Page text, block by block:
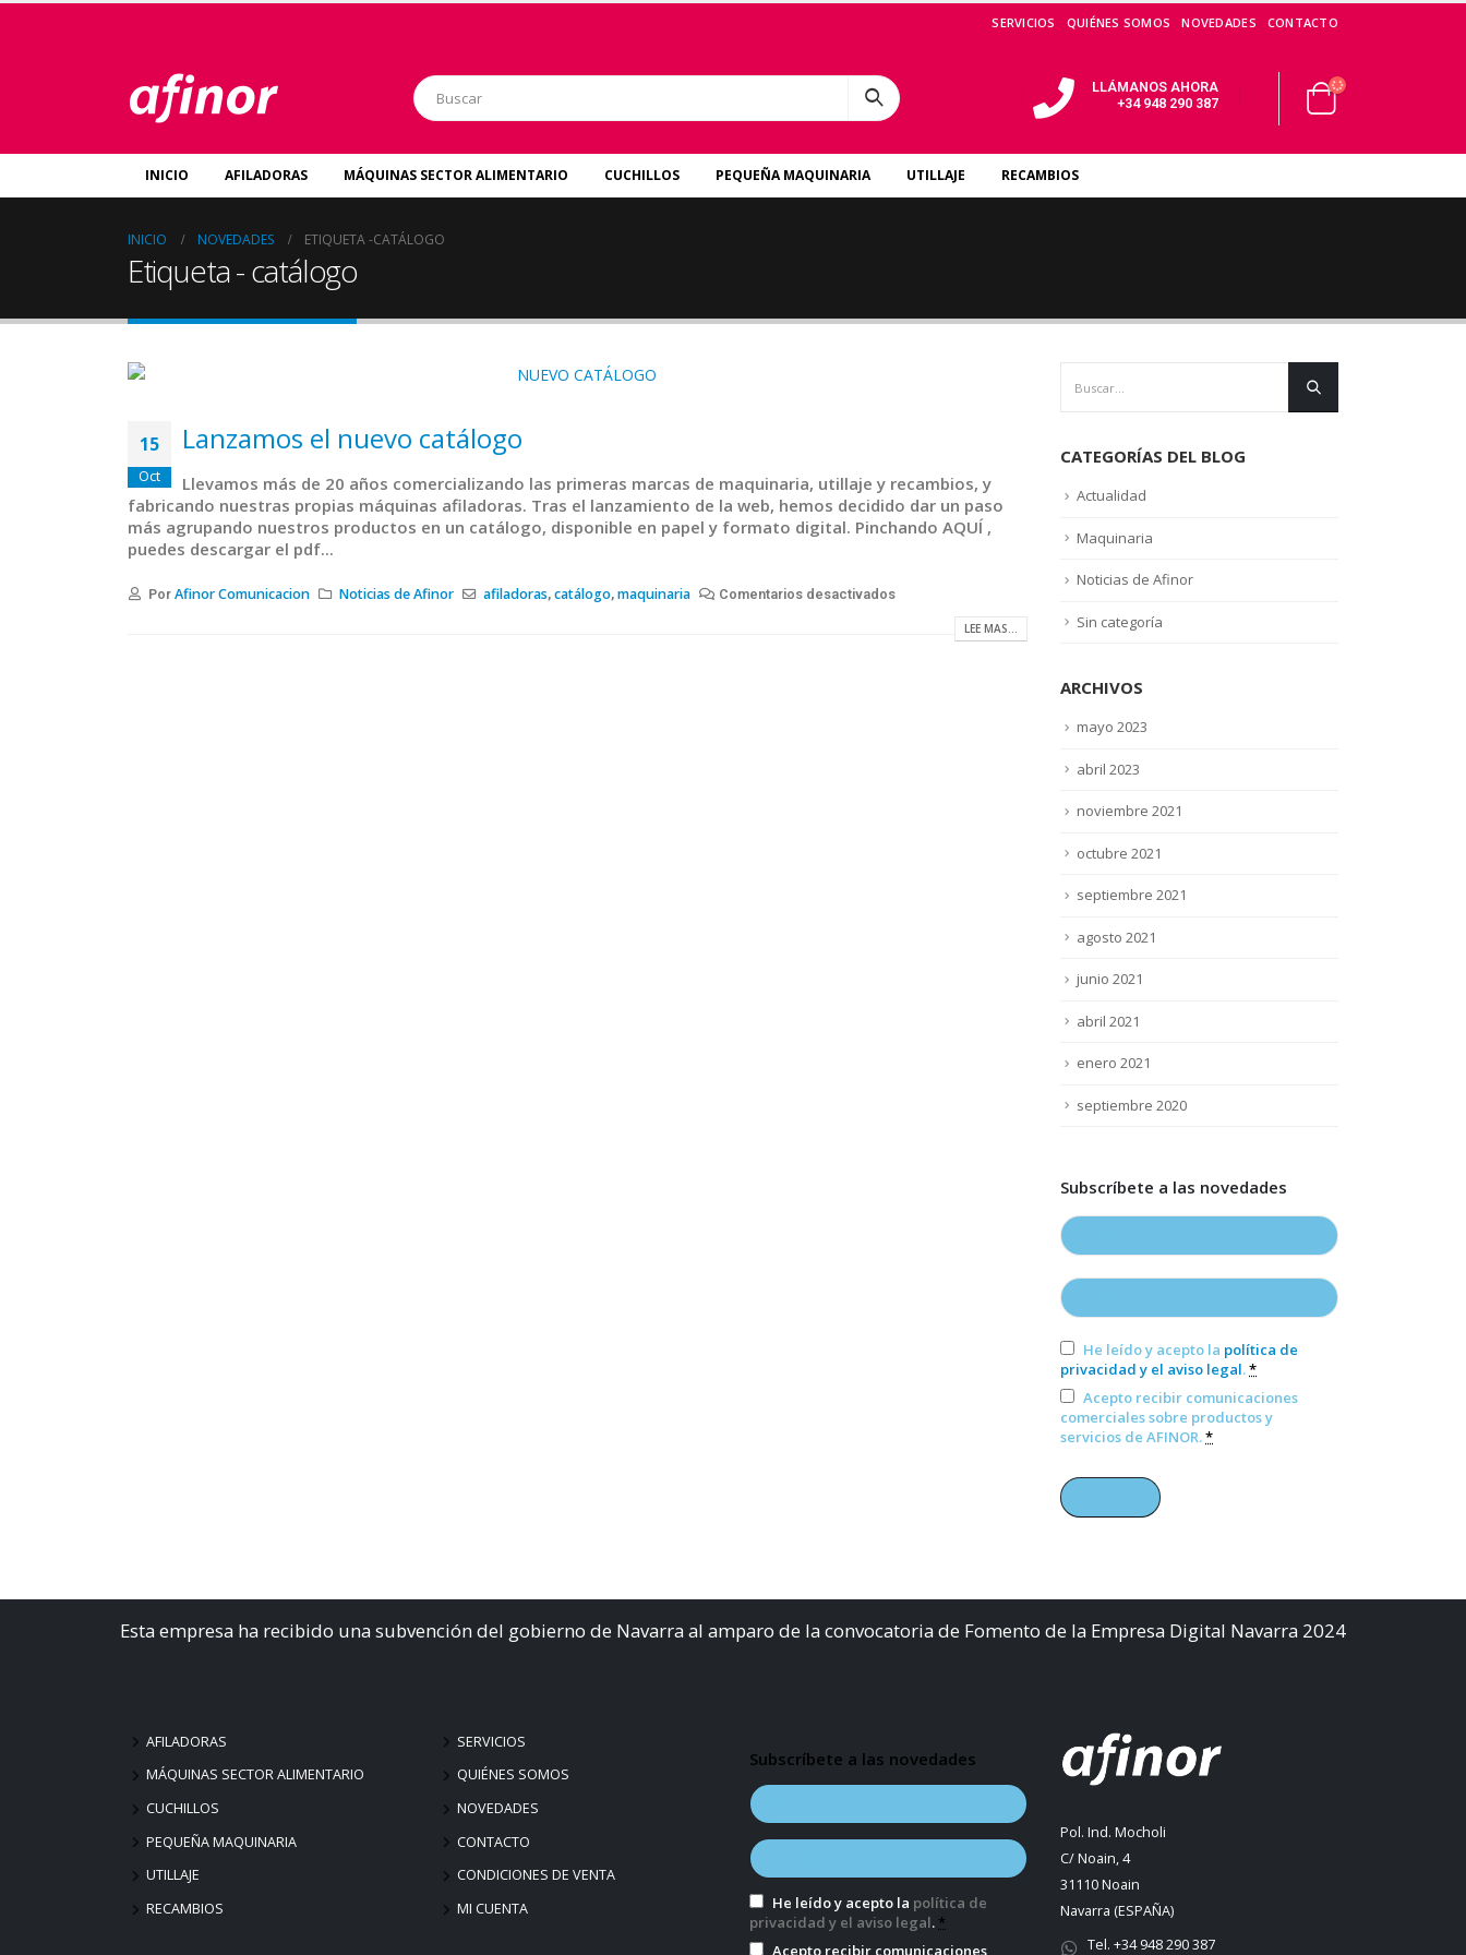
SERVICIOS QUIÉNES SOMOS NOVEDADES CONTACTO
LLÁMANOS AHORA
+34 948 290 387
INICIO AFILADORAS MÁQUINAS SECTOR ALIMENTARIO CUCHILLOS PEQUEÑA MAQUINARIA UTILLAJE RECAMBIOS
INICIO NOVEDADES ETIQUETA -CATÁLOGO
Etiqueta - catálogo
15
Oct
Lanzamos el nuevo catálogo
Llevamos más de 20 años comercializando las primeras marcas de maquinaria, utillaje y recambios, y
fabricando nuestras propias máquinas afiladoras. Tras el lanzamiento de la web, hemos decidido dar un paso
más agrupando nuestros productos en un catálogo, disponible en papel y formato digital. Pinchando AQUÍ ,
puedes descargar el pdf...
Por Afinor Comunicacion Noticias de Afinor afiladoras, catálogo, maquinaria Comentarios desactivados
LEE MAS...
CATEGORÍAS DEL BLOG
Actualidad
Maquinaria
Noticias de Afinor
Sin categoría
ARCHIVOS
mayo 2023
abril 2023
noviembre 2021
octubre 2021
septiembre 2021
agosto 2021
junio 2021
abril 2021
enero 2021
septiembre 2020
Subscríbete a las novedades
He leído y acepto la política de
privacidad y el aviso legal.*
Acepto recibir comunicaciones
comerciales sobre productos y
servicios de AFINOR.*
Esta empresa ha recibido una subvención del gobierno de Navarra al amparo de la convocatoria de Fomento de la Empresa Digital Navarra 2024
AFILADORAS
MÁQUINAS SECTOR ALIMENTARIO
CUCHILLOS
PEQUEÑA MAQUINARIA
UTILLAJE
RECAMBIOS
SERVICIOS
QUIÉNES SOMOS
NOVEDADES
CONTACTO
CONDICIONES DE VENTA
MI CUENTA
Subscríbete a las novedades
He leído y acepto la política de
privacidad y el aviso legal. *
Acepto recibir comunicaciones
Pol. Ind. Mocholi
C/ Noain, 4
31110 Noain
Navarra (ESPAÑA)
Tel. +34 948 290 387